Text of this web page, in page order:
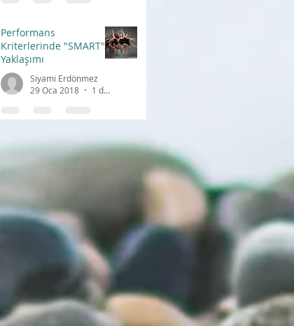
Performans
Kriterlerinde "SMART"
Yaklaşımı
Siyami Erdönmez
29 Oca 2018
1 dakikada okunur